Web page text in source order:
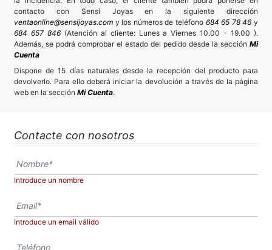
contacto con Sensi Joyas en la siguiente dirección
ventaonline@sensijoyas.com y los números de teléfono 684 65 78 46 y
684 657 846(Atención al cliente: Lunes a Viernes 10.00 - 19.00 ).
Además, se podrá comprobar el estado del pedido desde la sección Mi
Cuenta
Dispone de 15 días naturales desde la recepción del producto para
devolverlo. Para ello deberá iniciar la devolución a través de la página
web en la sección Mi Cuenta.
Contacte con nosotros
Introduce un nombre
Introduce un email válido